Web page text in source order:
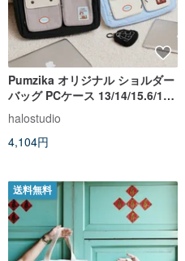
Pumzika オリジナル ショルダー
バッグ PCケース 13/14/15.6/16
インチ ノートパソコン収納 教科
書バッグ
halostudio
4,104円
送料無料